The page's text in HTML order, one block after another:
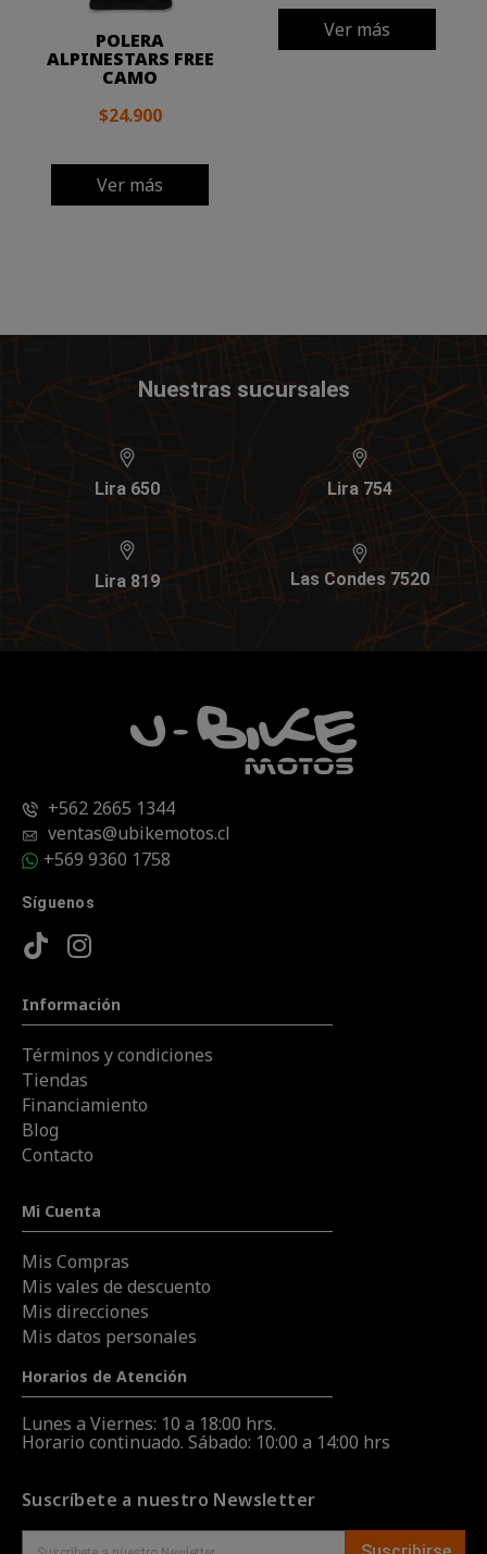
POLERA
ALPINESTARS FREE
CAMO
$24.900
Ver más
Ver más
Nuestras sucursales
Lira 650 Lira 754
Lira 819 Las Condes 7520
+562 2665 1344
ventas@ubikemotos.cl
+569 9360 1758
Síguenos
Información
Términos y condiciones
Tiendas
Financiamiento
Blog
Contacto
Mi Cuenta
Mis Compras
Mis vales de descuento
Mis direcciones
Mis datos personales
Horarios de Atención
Lunes a Viernes: 10 a 18:00 hrs.
Horario continuado. Sábado: 10:00 a 14:00 hrs
Suscríbete a nuestro Newsletter